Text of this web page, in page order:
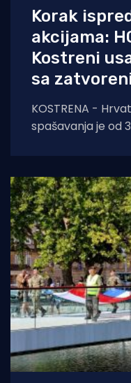
Korak
akcijama:
Kostreni
sa
KOSTRENA -
spašavanja je od